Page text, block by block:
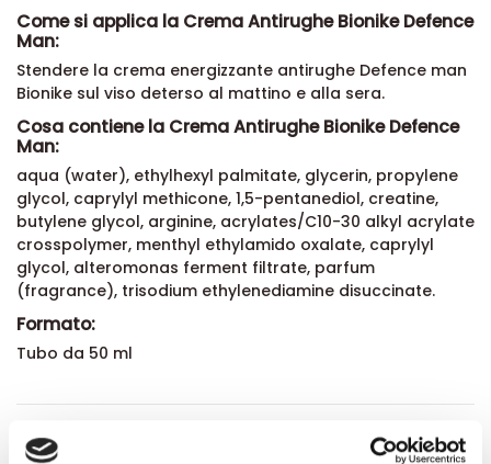
Come si applica la Crema Antirughe Bionike Defence
Man:
Stendere la crema energizzante antirughe Defence man
Bionike sul viso deterso al mattino e alla sera.
Cosa contiene la Crema Antirughe Bionike Defence
Man:
aqua (water), ethylhexyl palmitate, glycerin, propylene
glycol, caprylyl methicone, 1,5-pentanediol, creatine,
butylene glycol, arginine, acrylates/C10-30 alkyl acrylate
crosspolymer, menthyl ethylamido oxalate, caprylyl
glycol, alteromonas ferment filtrate, parfum
(fragrance), trisodium ethylenediamine disuccinate.
Formato:
Tubo da 50 ml
Dettagli del prodotto